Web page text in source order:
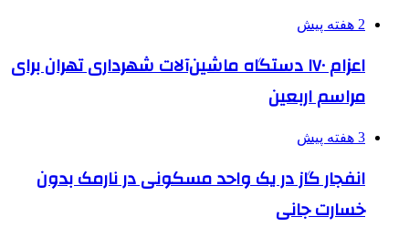
2 هفته پیش
اعزام ۱۷۰ دستگاه ماشین‌آلات شهرداری تهران برای
مراسم اربعین
3 هفته پیش
انفجار گاز در یک واحد مسکونی در نارمک بدون
خسارت جانی